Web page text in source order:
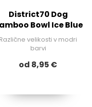
District70 Dog
Bowl Ice Blue
Različne velikosti v modri
barvi
od 8,95 €